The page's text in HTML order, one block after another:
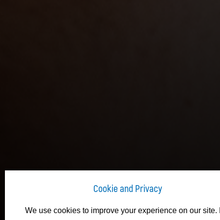
Cookie and Privacy
We use cookies to improve your experience on our site.